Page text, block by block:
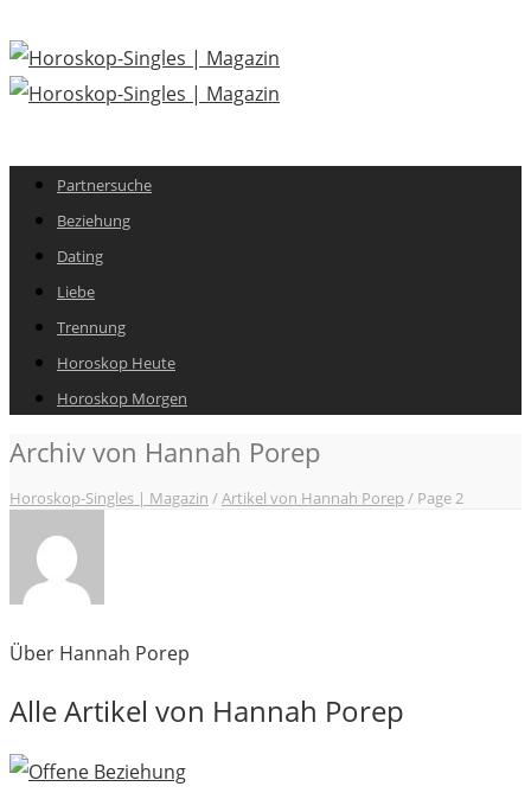
Partnersuche
Beziehung
Dating
Liebe
Trennung
Horoskop Heute
Horoskop Morgen
Archiv von Hannah Porep
Horoskop-Singles | Magazin /Artikel von Hannah Porep / Page 2
Über Hannah Porep
Alle Artikel von Hannah Porep